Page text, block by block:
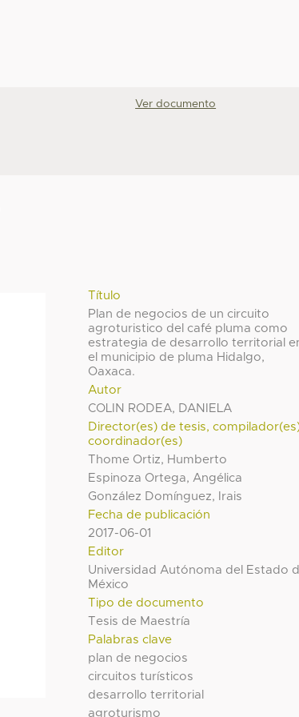
Ver documento
Título
Plan de negocios de un circuito
agroturistico del café pluma como
estrategia de desarrollo territorial
el municipio de pluma Hidalgo,
Oaxaca.
Autor
COLIN RODEA, DANIELA
Director(es) de tesis,
coordinador(es)
Thome Ortiz, Humberto
Espinoza Ortega, Angélica
González Domínguez, Irais
Fecha de publicación
2017-06-01
Editor
Universidad Autónoma del Estado
México
Tipo de documento
Tesis de Maestría
Palabras clave
plan de negocios
circuitos turísticos
desarrollo territorial
agroturismo